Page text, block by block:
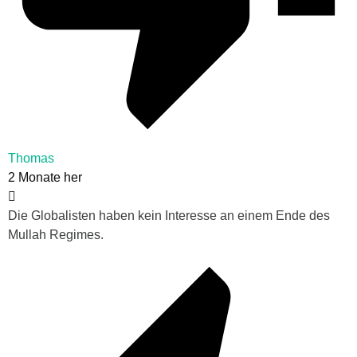
Thomas
2 Monate her
Die Globalisten haben kein Interesse an einem Ende des
Mullah Regimes.